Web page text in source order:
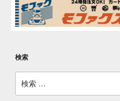
ン
検索
索: